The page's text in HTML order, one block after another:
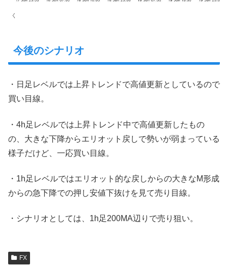
く
今後のシナリオ
・日足レベルでは上昇トレンドで高値更新としているので
買い目線。
・4h足レベルでは上昇トレンド中で高値更新したもの
の、大きな下降からエリオット戻しで勢いが弱まっている
様子だけど、一応買い目線。
・1h足レベルではエリオット的な戻しからの大きなM形成
からの急下降での押し安値下抜けを見て売り目線。
・シナリオとしては、1h足200MA辺りで売り狙い。
FX